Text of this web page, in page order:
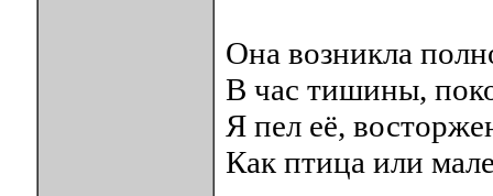
Она возникла
В час тишины,
Я пел её,
Как птица или